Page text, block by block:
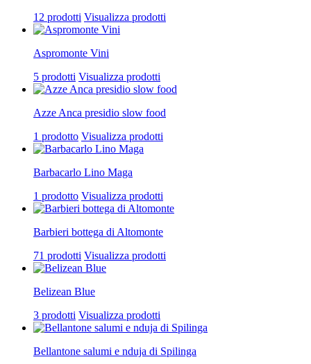
12 prodotti Visualizza prodotti
Aspromonte Vini
5 prodotti Visualizza prodotti
Azze Anca presidio slow food
1 prodotto Visualizza prodotti
Barbacarlo Lino Maga
1 prodotto Visualizza prodotti
Barbieri bottega di Altomonte
71 prodotti Visualizza prodotti
Belizean Blue
3 prodotti Visualizza prodotti
Bellantone salumi e nduja di Spilinga